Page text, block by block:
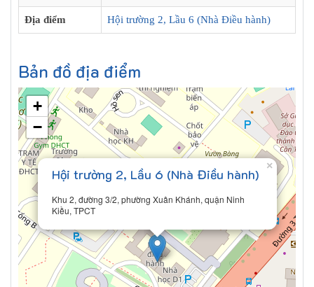
Địa điểm Hội trường 2, Lầu 6 (Nhà Điều hành)
Bản đồ địa điểm
Hội trường 2, Lầu 6 (Nhà Điều hành)
Khu 2, đường 3/2, phường Xuân Khánh, quận Ninh
Kiều, TPCT
×
+
−